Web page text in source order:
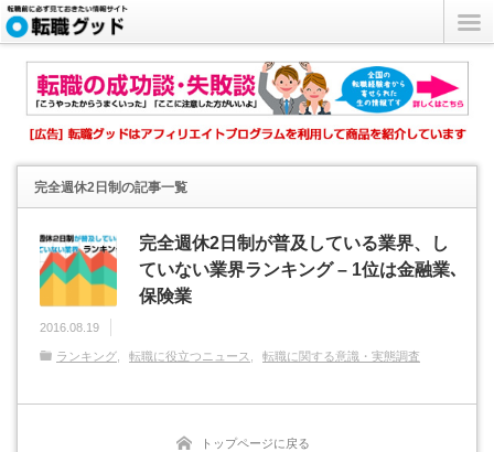
完全週休2日制の記事一覧
完全週休2日制が普及している業界、し
ていない業界ランキング – 1位は金融業､
保険業
2016.08.19
ランキング 転職に役立つニュース 転職に関する意識・実態調査
トップページに戻る